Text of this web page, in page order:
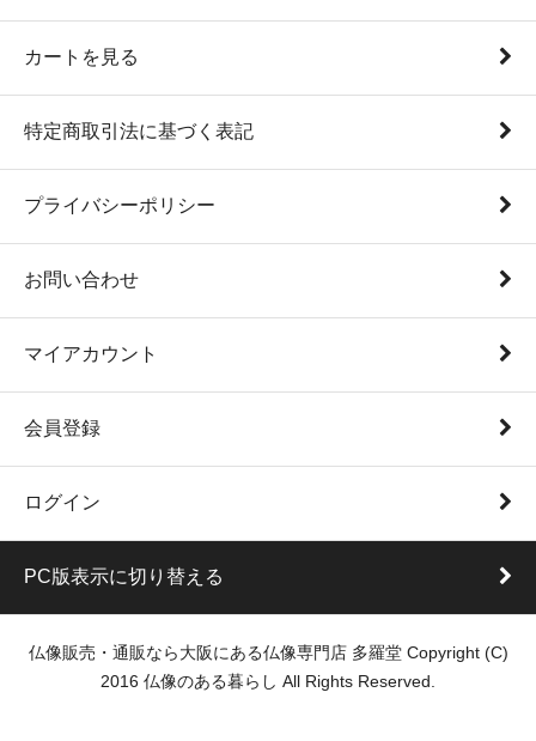
カートを見る
特定商取引法に基づく表記
プライバシーポリシー
お問い合わせ
マイアカウント
会員登録
ログイン
PC版表示に切り替える
仏像販売・通販なら大阪にある仏像専門店 多羅堂 Copyright (C)
2016 仏像のある暮らし All Rights Reserved.